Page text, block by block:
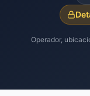
Operador,